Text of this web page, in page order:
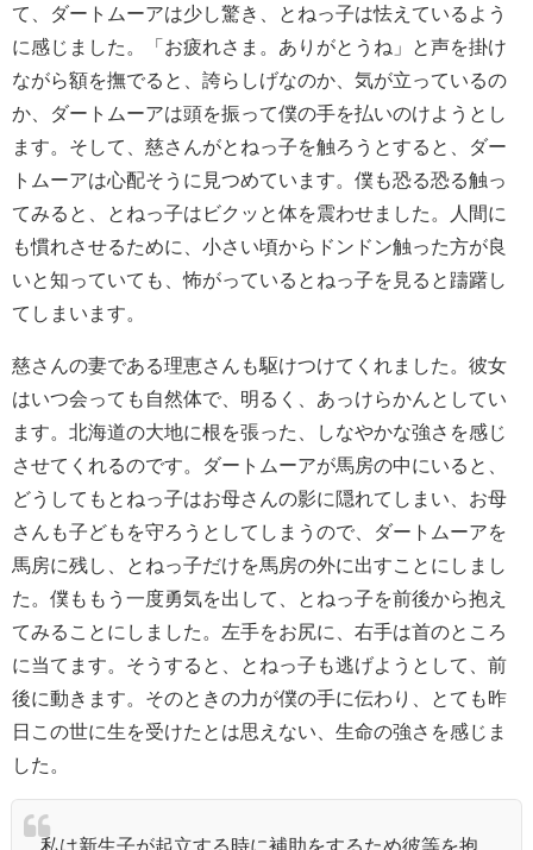
て、ダートムーアは少し驚き、とねっ子は怯えているよう
に感じました。「お疲れさま。ありがとうね」と声を掛け
ながら額を撫でると、誇らしげなのか、気が立っているの
か、ダートムーアは頭を振って僕の手を払いのけようとし
ます。そして、慈さんがとねっ子を触ろうとすると、ダー
トムーアは心配そうに見つめています。僕も恐る恐る触っ
てみると、とねっ子はビクッと体を震わせました。人間に
も慣れさせるために、小さい頃からドンドン触った方が良
いと知っていても、怖がっているとねっ子を見ると躊躇し
てしまいます。
慈さんの妻である理恵さんも駆けつけてくれました。彼女
はいつ会っても自然体で、明るく、あっけらかんとしてい
ます。北海道の大地に根を張った、しなやかな強さを感じ
させてくれるのです。ダートムーアが馬房の中にいると、
どうしてもとねっ子はお母さんの影に隠れてしまい、お母
さんも子どもを守ろうとしてしまうので、ダートムーアを
馬房に残し、とねっ子だけを馬房の外に出すことにしまし
た。僕ももう一度勇気を出して、とねっ子を前後から抱え
てみることにしました。左手をお尻に、右手は首のところ
に当てます。そうすると、とねっ子も逃げようとして、前
後に動きます。そのときの力が僕の手に伝わり、とても昨
日この世に生を受けたとは思えない、生命の強さを感じま
した。
私は新生子が起立する時に補助をするため彼等を抱